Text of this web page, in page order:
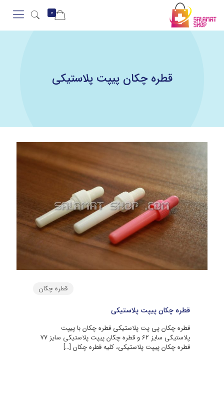
0
قطره چکان پیپت پلاستیکی
قطره چکان
قطره چکان پیپت پلاستیکی
قطره چکان پی پت پلاستیکی قطره چکان با پیپت
پلاستیکی سایز 62 و قطره چکان پیپت پلاستیکی سایز 77
قطره چکان پیپت پلاستیکی، کلیه قطره چکان […]